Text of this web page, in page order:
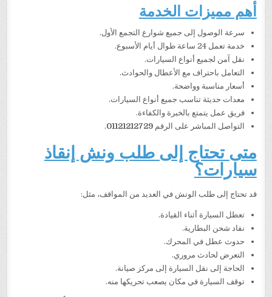
أهم مميزات الخدمة
سرعة الوصول إلى جميع شوارع التجمع الأول.
خدمة تعمل 24 ساعة طوال أيام الأسبوع.
نقل آمن لجميع أنواع السيارات.
التعامل باحتراف مع الأعطال والحوادث.
أسعار مناسبة وواضحة.
معدات حديثة تناسب جميع أنواع السيارات.
فريق عمل يتمتع بالخبرة والكفاءة.
التواصل المباشر على الرقم01121212729
.
متى تحتاج إلى طلب ونش إنقاذ
سيارات؟
قد تحتاج إلى طلب الونش في العديد من المواقف، مثل:
تعطل السيارة أثناء القيادة.
نفاد شحن البطارية.
حدوث عطل في المحرك.
التعرض لحادث مروري.
الحاجة إلى نقل السيارة إلى مركز صيانة.
توقف السيارة في مكان يصعب تحريكها منه.